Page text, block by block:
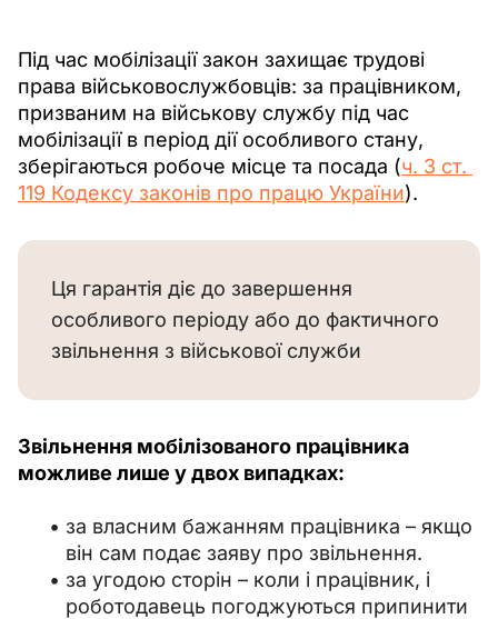
Під час мобілізації закон захищає трудові
права військовослужбовців: за працівником,
призваним на військову службу під час
мобілізації в період дії особливого стану,
зберігаються робоче місце та посада (ч. 3 ст.
119 Кодексу законів про працю України).
Ця гарантія діє до завершення
особливого періоду або до фактичного
звільнення з військової служби
Звільнення мобілізованого працівника
можливе лише у двох випадках:
за власним бажанням працівника – якщо
він сам подає заяву про звільнення.
за угодою сторін – коли і працівник, і
роботодавець погоджуються припинити